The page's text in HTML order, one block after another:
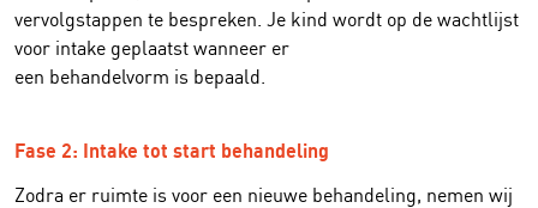
vervolgstappen te bespreken. Je kind wordt op de wachtlijst
voor intake geplaatst wanneer er
een behandelvorm is bepaald.
Fase 2: Intake tot start behandeling
Zodra er ruimte is voor een nieuwe behandeling, nemen wij